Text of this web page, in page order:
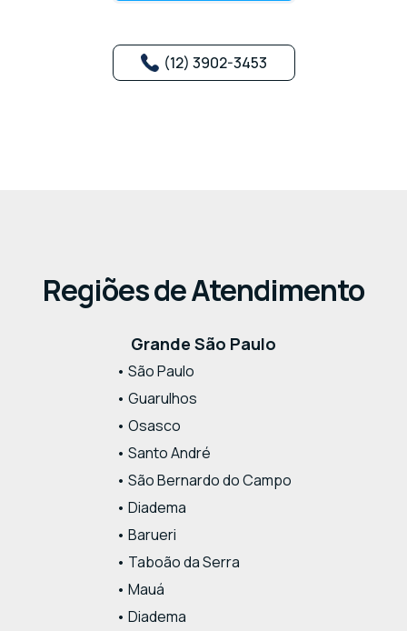
(12) 3902-3453
Regiões de Atendimento
Grande São Paulo
• São Paulo
• Guarulhos
• Osasco
• Santo André
• São Bernardo do Campo
• Diadema
• Barueri
• Taboão da Serra
• Mauá
• Diadema